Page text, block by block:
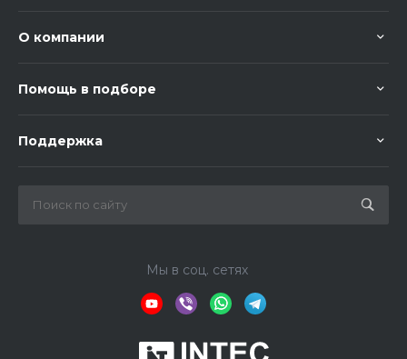
О компании
Помощь в подборе
Поддержка
Мы в соц. сетях